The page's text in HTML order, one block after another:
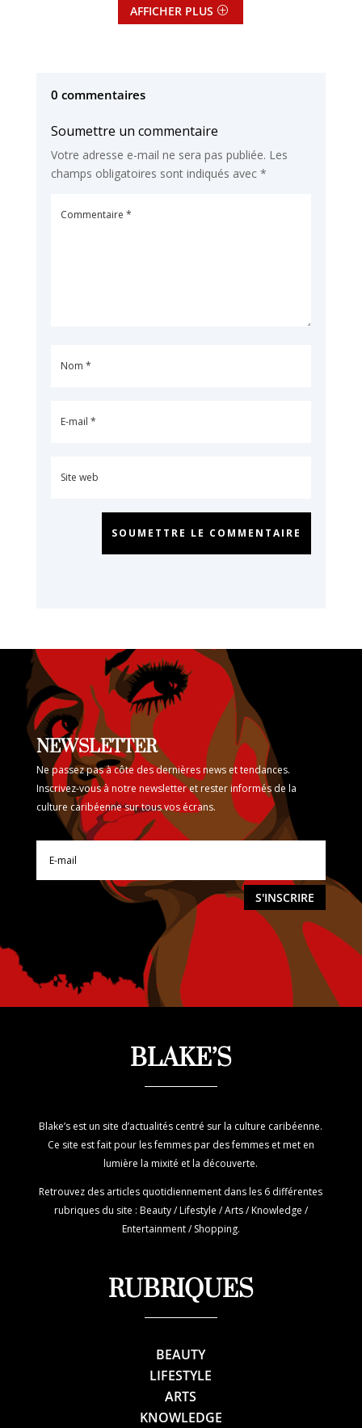
AFFICHER PLUS
0 commentaires
Soumettre un commentaire
Votre adresse e-mail ne sera pas publiée. Les
champs obligatoires sont indiqués avec *
SOUMETTRE LE COMMENTAIRE
NEWSLETTER
Ne passez pas à côte des dernières news et tendances.
Inscrivez-vous à notre newsletter et rester informés de la
culture caribéenne sur tous vos écrans.
S'INSCRIRE
BLAKE’S
Blake’s est un site d’actualités centré sur la culture caribéenne.
Ce site est fait pour les femmes par des femmes et met en
lumière la mixité et la découverte.
Retrouvez des articles quotidiennement dans les 6 différentes
rubriques du site : Beauty / Lifestyle / Arts / Knowledge /
Entertainment / Shopping.
RUBRIQUES
BEAUTY
LIFESTYLE
ARTS
KNOWLEDGE